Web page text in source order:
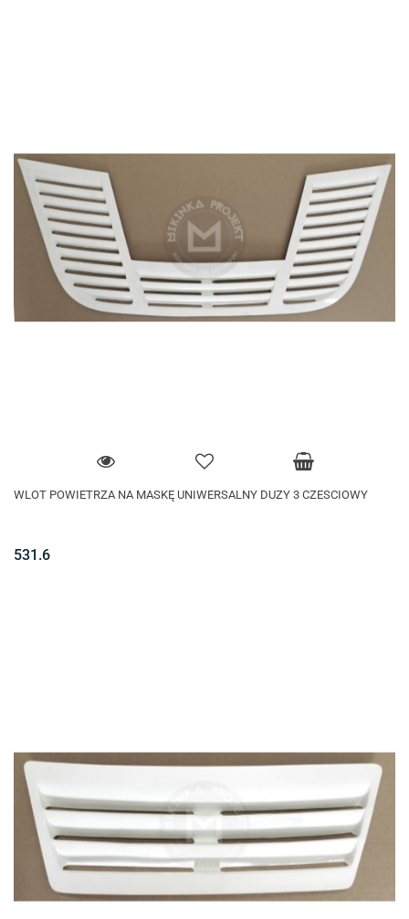
WLOT POWIETRZA NA MASKĘ UNIWERSALNY DUZY 3 CZESCIOWY
531.6